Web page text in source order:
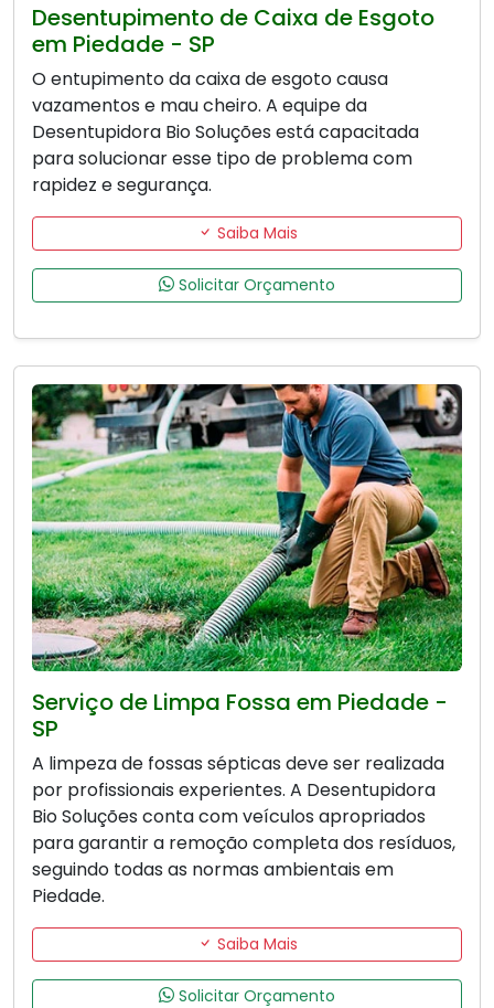
Desentupimento de Caixa de Esgoto
em Piedade - SP
O entupimento da caixa de esgoto causa
vazamentos e mau cheiro. A equipe da
Desentupidora Bio Soluções está capacitada
para solucionar esse tipo de problema com
rapidez e segurança.
Saiba Mais
Solicitar Orçamento
Serviço de Limpa Fossa em Piedade -
SP
A limpeza de fossas sépticas deve ser realizada
por profissionais experientes. A Desentupidora
Bio Soluções conta com veículos apropriados
para garantir a remoção completa dos resíduos,
seguindo todas as normas ambientais em
Piedade.
Saiba Mais
Solicitar Orçamento